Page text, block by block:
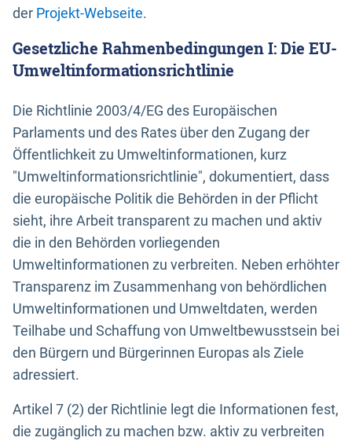
der Projekt-Webseite.
Gesetzliche Rahmenbedingungen I: Die EU-
Umweltinformationsrichtlinie
Die Richtlinie 2003/4/EG des Europäischen
Parlaments und des Rates über den Zugang der
Öffentlichkeit zu Umweltinformationen, kurz
"Umweltinformationsrichtlinie", dokumentiert, dass
die europäische Politik die Behörden in der Pflicht
sieht, ihre Arbeit transparent zu machen und aktiv
die in den Behörden vorliegenden
Umweltinformationen zu verbreiten. Neben erhöhter
Transparenz im Zusammenhang von behördlichen
Umweltinformationen und Umweltdaten, werden
Teilhabe und Schaffung von Umweltbewusstsein bei
den Bürgern und Bürgerinnen Europas als Ziele
adressiert.
Artikel 7 (2) der Richtlinie legt die Informationen fest,
die zugänglich zu machen bzw. aktiv zu verbreiten